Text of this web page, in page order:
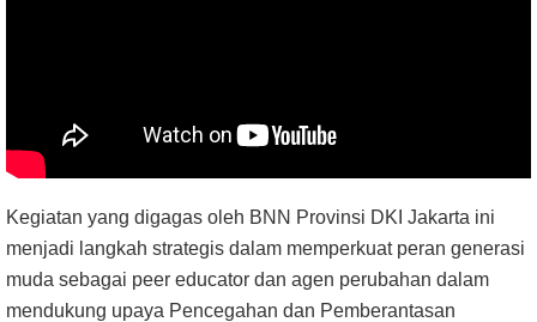
Kegiatan yang digagas oleh BNN Provinsi DKI Jakarta ini
menjadi langkah strategis dalam memperkuat peran generasi
muda sebagai peer educator dan agen perubahan dalam
mendukung upaya Pencegahan dan Pemberantasan